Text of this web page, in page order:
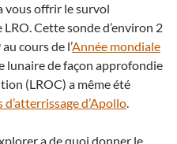
vous offrir le survol
Cette sonde d’environ 2
cours de l’Année mondiale
lunaire de façon approfondie
(LROC) a même été
d’atterrissage d’Apollo.
a de quoi donner le